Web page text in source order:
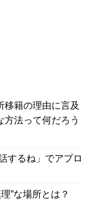
移籍の理由に言及
方法って何だろう
するね」でアプロ
”な場所とは？